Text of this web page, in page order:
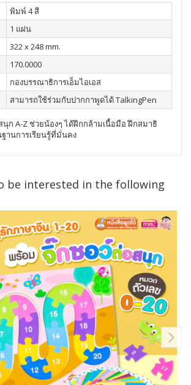
พิมพ์ 4 สี
1 แผ่น
322 x 248 mm.
170.0000
กองบรรณาธิการเอ็มไอเอส
สามารถใช้ร่วมกับปากกาพูดได้ TalkingPen
ก A-Z ช่วยน้องๆ ได้ฝึกกล้ามเนื้อมือ ฝึกสมาธิ
านการเรียนรู้ที่มั่นคง
be interested in the following